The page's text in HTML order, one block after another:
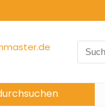
Search
for: